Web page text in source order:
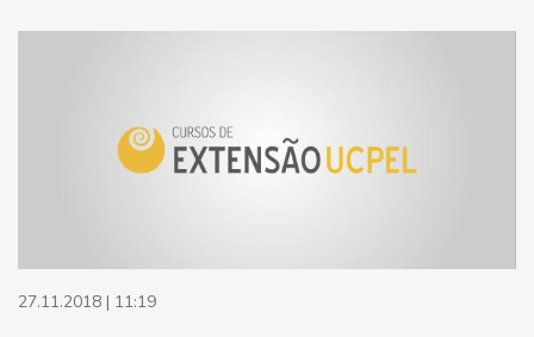
27.11.2018 | 11:19